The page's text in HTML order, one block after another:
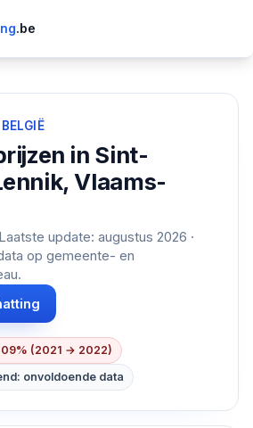
.be
in Sint-
Vlaams-
update: augustus 2026 ·
op gemeente- en
(2021 → 2022)
onvoldoende data